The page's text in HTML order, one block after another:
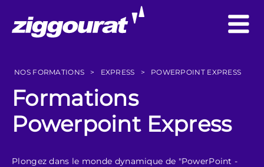
NOS FORMATIONS > EXPRESS > POWERPOINT EXPRESS
Formations
Powerpoint Express
Plongez dans le monde dynamique de "PowerPoint -